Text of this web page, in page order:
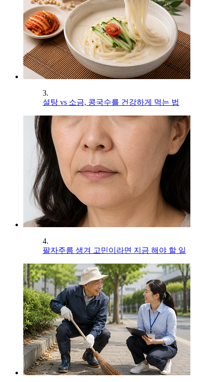
3.
설탕 vs 소금, 콩국수를 건강하게 먹는 법
4.
팔자주름 생겨 고민이라면 지금 해야 할 일